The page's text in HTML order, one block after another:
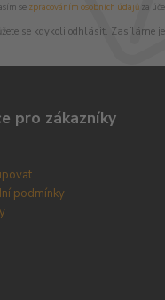
se zpracováním osobních údajůza
se kdykoli odhlásit. Zasíláme
pro zákazníky
podmínky